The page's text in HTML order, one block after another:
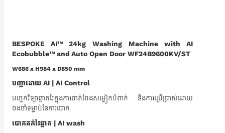
BESPOKE AI™ 24kg Washing Machine with AI
Ecobubble™ and Auto Open Door WF24B9600KV/ST
W686 x H984 x D850 mm
បញ្ជាដោយ AI | AI Control
បច្ចេកវិទ្យាឆ្លាតវៃក្នុងការចាត់ចែងសម្លៀកបំពាក់ និងការប្រើប្រាស់ដោយ
ចងចាំទម្លាប់នៃការបោក
បោកគក់វៃឆ្លាត | AI wash